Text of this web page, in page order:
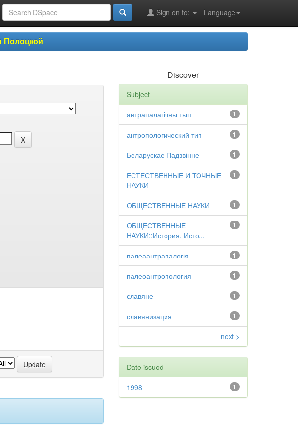
Language
Sign on to:
Полоцкой
Discover
Subject
1
антрапалагічны тып
1
антропологический тип
1
Беларускае Падзвінне
1
ЕСТЕСТВЕННЫЕ И ТОЧНЫЕ
НАУКИ
1
ОБЩЕСТВЕННЫЕ НАУКИ
1
ОБЩЕСТВЕННЫЕ
НАУКИ::История. Исто...
1
палеаантрапалогія
1
палеоантропология
1
славяне
1
славянизация
next >
Date issued
1
1998